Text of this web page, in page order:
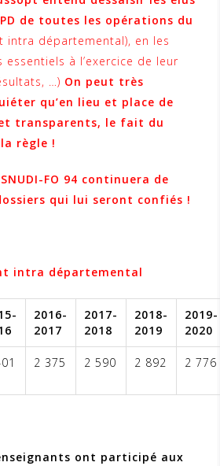
de toutes les opérations du
intra départemental), en les
à l’exercice de leur
…) On peut très
qu’en lieu et place de
transparents, le fait du
règle !
FO 94 continuera de
qui lui seront confiés !
intra départemental
2016-
2017
2017-
2018
2018-
2019
2019-
2020
2 375 2 590 2 892 2 776
ont participé aux